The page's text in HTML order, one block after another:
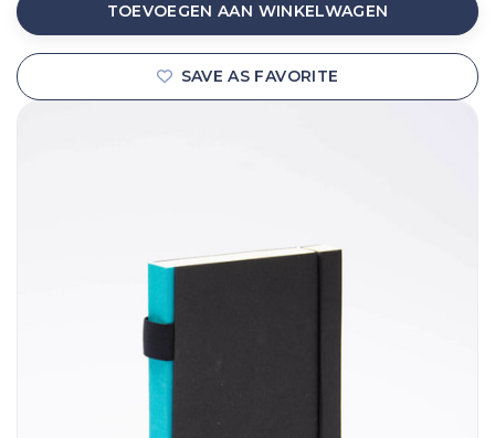
TOEVOEGEN AAN WINKELWAGEN
SAVE AS FAVORITE